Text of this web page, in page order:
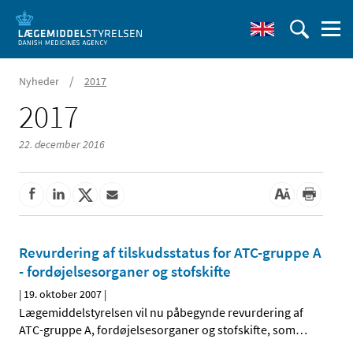
Nyheder / 2017
2017
22. december 2016
Revurdering af tilskudsstatus for ATC-gruppe A
- fordøjelsesorganer og stofskifte
| 19. oktober 2007 |
Lægemiddelstyrelsen vil nu påbegynde revurdering af
ATC-gruppe A, fordøjelsesorganer og stofskifte, som…